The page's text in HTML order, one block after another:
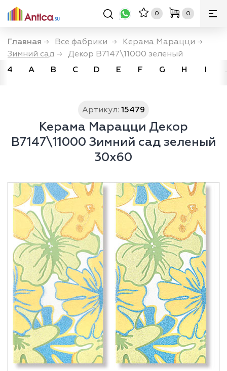
0 0
Главная → Все фабрики → Керама Марацци →
Зимний сад → Декор В7147\11000 зеленый
4
A B C D E F G H I
Артикул: 15479
Керама Марацци Декор
В7147\11000 Зимний сад зеленый
30x60